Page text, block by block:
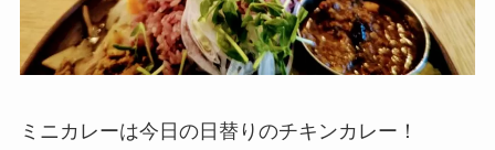
ミニカレーは今日の日替りのチキンカレー！